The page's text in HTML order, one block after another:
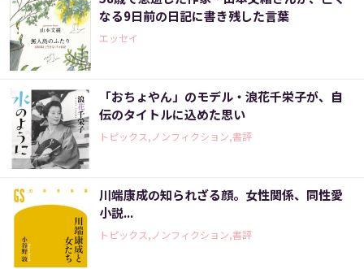
なる9日前の日記に書き残した言葉
エッセイ
「おちょやん」のモデル・浪花千栄子が、自
伝のタイトルに込めた思い
トピックス,ノンフィクション,書評
川端康成の知られざる顔。女性関係、同性愛
小説...
トピックス,ノンフィクション,書評